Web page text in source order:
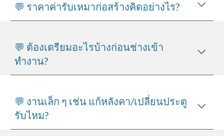
💬 ราคาค่ารับเหมาก่อสร้างคิดอย่างไร?
💬 ต้องเตรียมอะไรบ้างก่อนช่างเข้า
ทำงาน?
💬 งานเล็ก ๆ เช่น แก้หลังคา/เปลี่ยนประตู
รับไหม?